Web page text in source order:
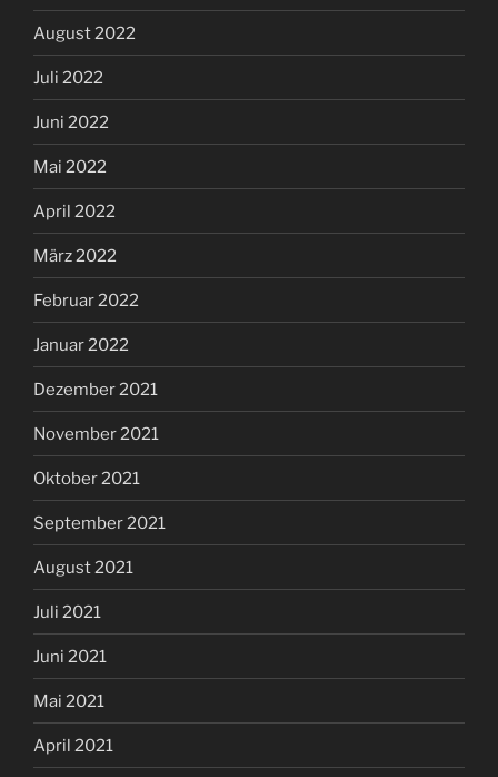
August 2022
Juli 2022
Juni 2022
Mai 2022
April 2022
März 2022
Februar 2022
Januar 2022
Dezember 2021
November 2021
Oktober 2021
September 2021
August 2021
Juli 2021
Juni 2021
Mai 2021
April 2021